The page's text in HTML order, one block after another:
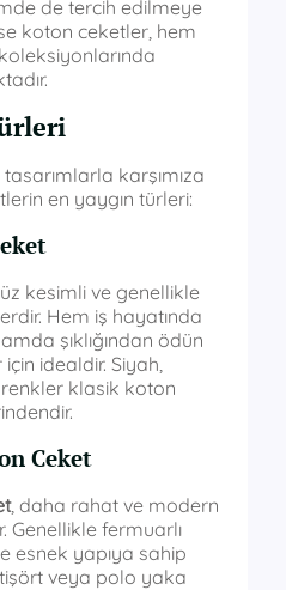
de tercih edilmeye
koton ceketler, hem
karşımıza
en yaygın türleri:
kesimli ve genellikle
Hem iş hayatında
şıklığından ödün
idealdir. Siyah,
klasik koton
Ceket
, daha rahat ve modern
Genellikle fermuarlı
esnek yapıya sahip
veya polo yaka